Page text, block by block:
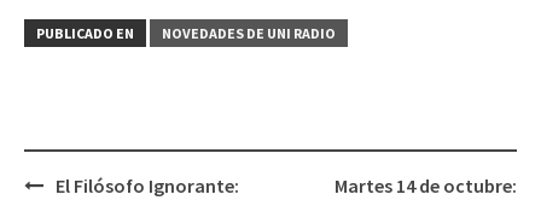
audio
PUBLICADO EN NOVEDADES DE UNI RADIO
El Filósofo Ignorante:
Martes 14 de octubre: